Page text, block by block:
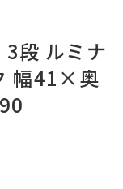
段 ルミナ
幅41×奥